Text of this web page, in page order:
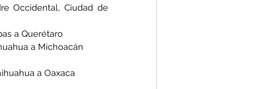
Occidental, Ciudad de
a Querétaro
a Michoacán
a Oaxaca